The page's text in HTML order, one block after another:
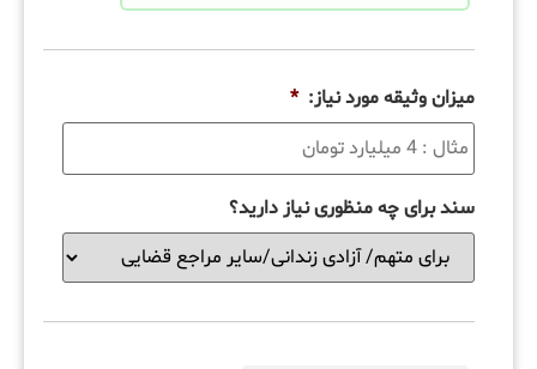
میزان وثیقه مورد نیاز: *
سند برای چه منظوری نیاز دارید؟